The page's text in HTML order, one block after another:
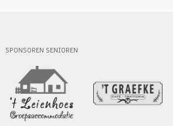
SPONSOREN SENIOREN